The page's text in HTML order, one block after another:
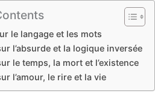
le langage et les mots
l’absurde et la logique inversée
le temps, la mort et l’existence
l’amour, le rire et la vie